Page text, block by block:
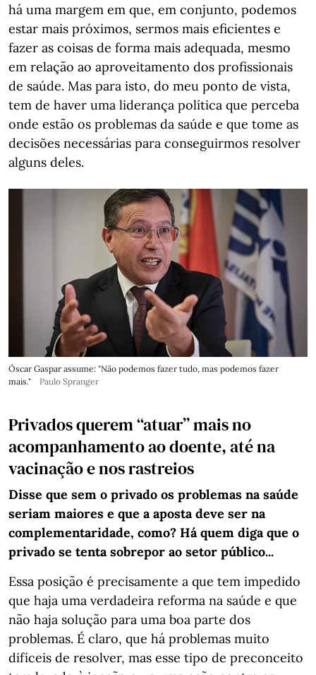
há uma margem em que, em conjunto, podemos
estar mais próximos, sermos mais eficientes e
fazer as coisas de forma mais adequada, mesmo
em relação ao aproveitamento dos profissionais
de saúde. Mas para isto, do meu ponto de vista,
tem de haver uma liderança política que perceba
onde estão os problemas da saúde e que tome as
decisões necessárias para conseguirmos resolver
alguns deles.
Óscar Gaspar assume: "Não podemos fazer tudo, mas podemos fazer
mais."
Paulo Spranger
Privados querem “atuar” mais no
acompanhamento ao doente, até na
vacinação e nos rastreios
Disse que sem o privado os problemas na saúde
seriam maiores e que a aposta deve ser na
complementaridade, como? Há quem diga que o
privado se tenta sobrepor ao setor público...
Essa posição é precisamente a que tem impedido
que haja uma verdadeira reforma na saúde e que
não haja solução para uma boa parte dos
problemas. É claro, que há problemas muito
difíceis de resolver, mas esse tipo de preconceito